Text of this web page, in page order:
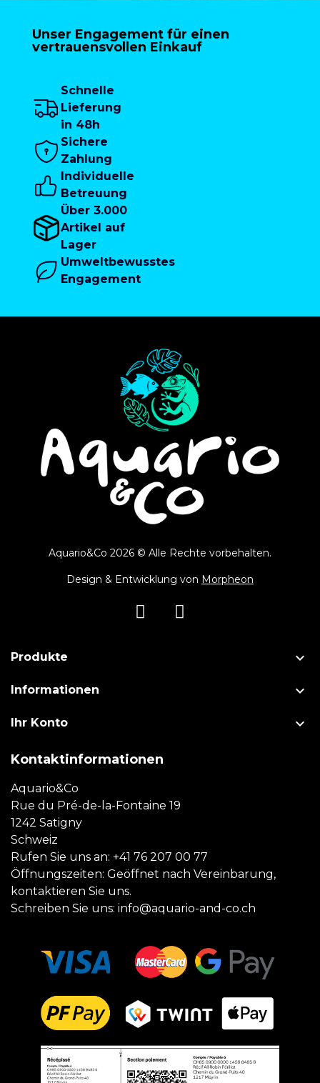
Unser Engagement für einen
vertrauensvollen Einkauf
Schnelle
Lieferung
in 48h
Sichere
Zahlung
Individuelle
Betreuung
Über 3.000
Artikel auf
Lager
Umweltbewusstes
Engagement
Aquario&Co 2026 © Alle Rechte vorbehalten.
Design & Entwicklung von Morpheon
Produkte 
Informationen 
Ihr Konto 
Kontaktinformationen
Aquario&Co
Rue du Pré-de-la-Fontaine 19
1242 Satigny
Schweiz
Rufen Sie uns an: +41 76 207 00 77
Öffnungszeiten: Geöffnet nach Vereinbarung,
kontaktieren Sie uns.
Schreiben Sie uns: info@aquario-and-co.ch